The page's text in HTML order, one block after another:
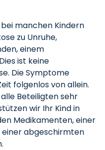
manchen Kindern
zu Unruhe,
einem
ist keine
Die Symptome
folgenlos von allein.
Beteiligten sehr
wir Ihr Kind in
Medikamenten, einer
abgeschirmten